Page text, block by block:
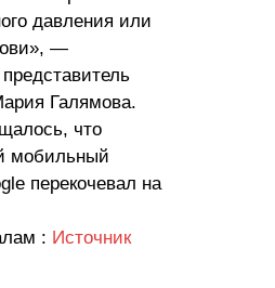
давления или
—
Галямова.
что
мобильный
перекочевал на
: Источник